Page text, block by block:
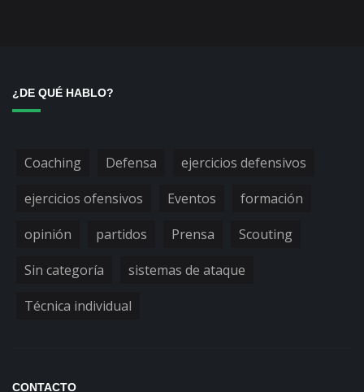
¿DE QUÉ HABLO?
Coaching Defensa
ejercicios defensivos
ejercicios ofensivos
Eventos
formación
opinión
partidos Prensa
Scouting
Sin categoría
sistemas de ataque
Técnica individual
CONTACTO